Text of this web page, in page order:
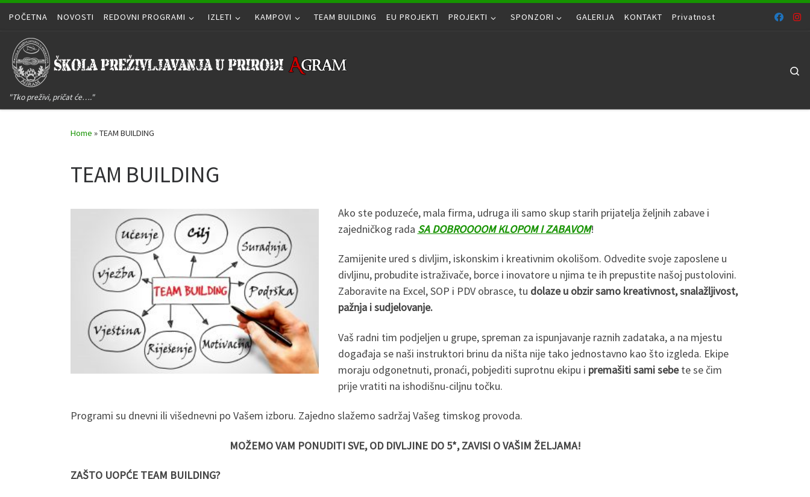
Skip to content
POČETNA NOVOSTI REDOVNI PROGRAMI IZLETI KAMPOVI TEAM BUILDING EU PROJEKTI PROJEKTI SPONZORI GALERIJA KONTAKT Privatnost
"Tko preživi, pričat će…."
Home »TEAM BUILDING
TEAM BUILDING
Ako ste poduzeće, mala firma, udruga ili samo skup starih prijatelja željnih zabave i
zajedničkog rada SA DOBROOOOM KLOPOM I ZABAVOM!
Zamijenite ured s divljim, iskonskim i kreativnim okolišom. Odvedite svoje zaposlene u
divljinu, probudite istraživače, borce i inovatore u njima te ih prepustite našoj pustolovini.
Zaboravite na Excel, SOP i PDV obrasce, tu dolaze u obzir samo kreativnost, snalažljivost,
pažnja i sudjelovanje.
Vaš radni tim podjeljen u grupe, spreman za ispunjavanje raznih zadataka, a na mjestu
događaja se naši instruktori brinu da ništa nije tako jednostavno kao što izgleda. Ekipe
moraju odgonetnuti, pronaći, pobjediti suprotnu ekipu i premašiti sami sebete se čim
prije vratiti na ishodišnu-ciljnu točku.
Programi su dnevni ili višednevni po Vašem izboru. Zajedno slažemo sadržaj Vašeg timskog provoda.
MOŽEMO VAM PONUDITI SVE, OD DIVLJINE DO 5*, ZAVISI O VAŠIM ŽELJAMA!
ZAŠTO UOPĆE TEAM BUILDING?